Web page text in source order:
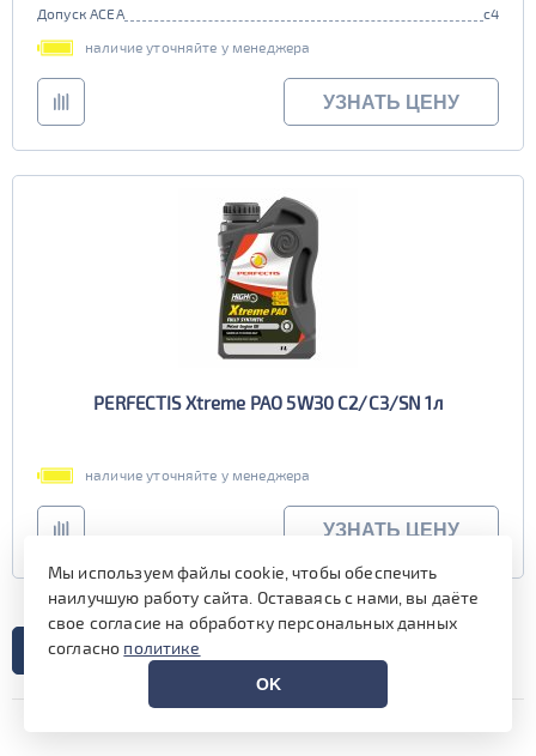
Допуск ACEA
c4
наличие уточняйте у менеджера
УЗНАТЬ ЦЕНУ
PERFECTIS Xtreme PAO 5W30 C2/C3/SN 1л
наличие уточняйте у менеджера
УЗНАТЬ ЦЕНУ
2 3
Мы используем файлы cookie, чтобы обеспечить
наилучшую работу сайта. Оставаясь с нами, вы даёте
свое согласие на обработку персональных данных
согласно политике
OK